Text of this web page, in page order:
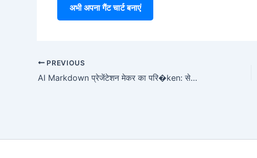
अभी अपना गैंट चार्ट बनाएं
PREVIOUS
AI Markdown प्रेजेंटेशन मेकर का परि�ken: सेकंड में शानदार स्लाइड बनाएं